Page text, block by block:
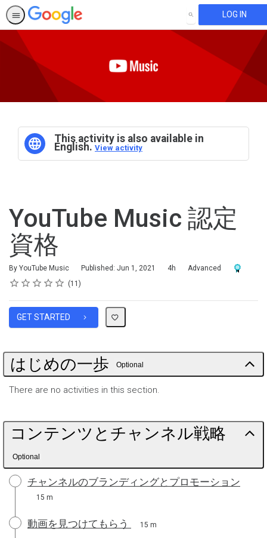
SEARCH LOG IN
This activity is also available in
English. View activity
YouTube Music 認定
資格
By YouTube Music Published: Jun 1, 2021
Duration 4h
Difficulty Advanced
Award
Rating
1 star
2 stars
3 stars
4 stars
5 stars
Average rating: 5.0 11
11 reviews
GET STARTED
はじめの一歩 Optional
There are no activities in this section.
コンテンツとチャンネル戦略
Optional
チャンネルのブランディングとプロモーション
15 m
動画を見つけてもらう 15 m